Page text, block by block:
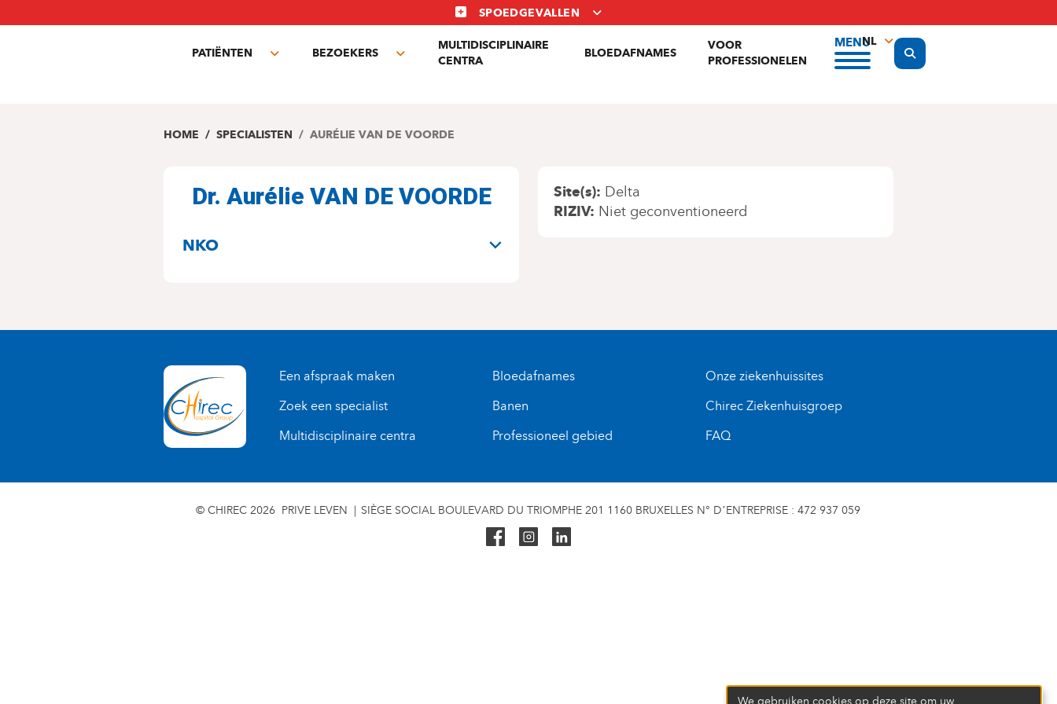
en
SPOEDGEVALLEN
PATIËNTEN
Toggle
BEZOEKERS
Toggle
MULTIDISCIPLINAIRE
CENTRA
BLOEDAFNAMES
VOOR
PROFESSIONELEN
MENU
Display the search form
NL
FR
HOME SPECIALISTEN AURÉLIE VAN DE VOORDE
Dr. Aurélie VAN DE VOORDE
SPECIALITEITEN
NKO
Site(s) Delta
RIZIV Niet geconventioneerd
Een afspraak maken
Zoek een specialist
Multidisciplinaire centra
Bloedafnames
Banen
Professioneel gebied
Onze ziekenhuissites
Chirec Ziekenhuisgroep
FAQ
© CHIREC 2026 PRIVE LEVEN SIÈGE SOCIAL BOULEVARD DU TRIOMPHE 201 1160 BRUXELLES N° D’ENTREPRISE : 472 937 059
We gebruiken cookies op deze site om uw